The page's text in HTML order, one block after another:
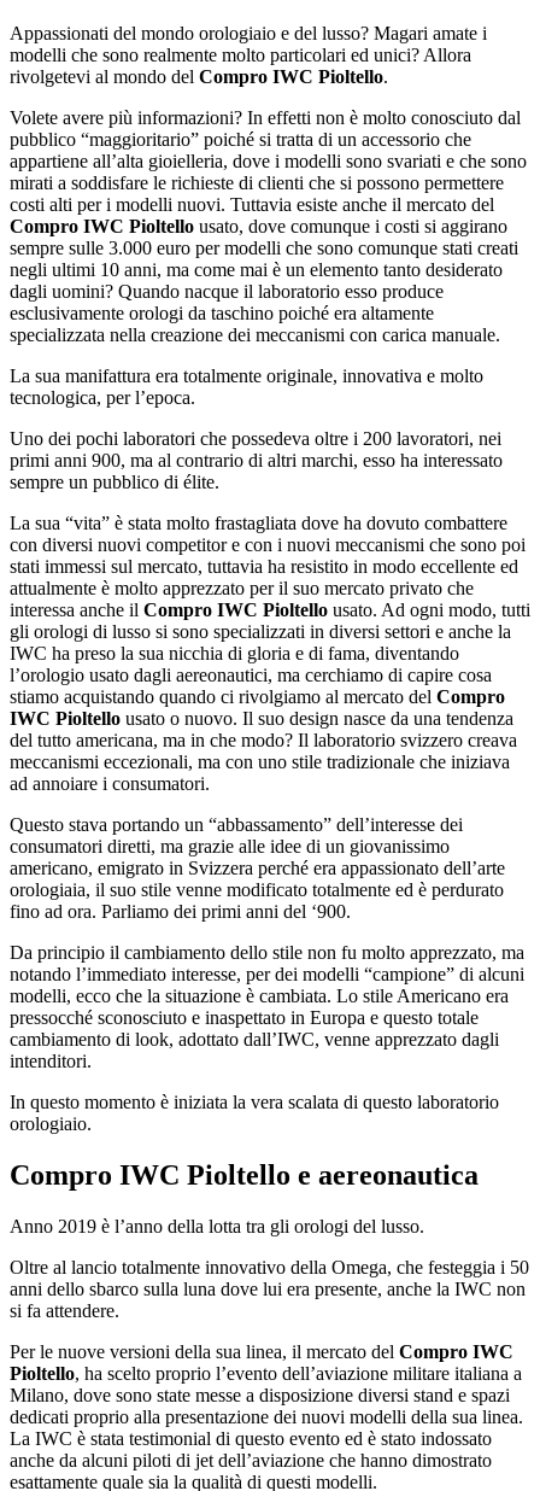
Appassionati del mondo orologiaio e del lusso? Magari amate i
modelli che sono realmente molto particolari ed unici? Allora
rivolgetevi al mondo del Compro IWC Pioltello.
Volete avere più informazioni? In effetti non è molto conosciuto dal
pubblico “maggioritario” poiché si tratta di un accessorio che
appartiene all’alta gioielleria, dove i modelli sono svariati e che sono
mirati a soddisfare le richieste di clienti che si possono permettere
costi alti per i modelli nuovi. Tuttavia esiste anche il mercato del
Compro IWC Pioltello usato, dove comunque i costi si aggirano
sempre sulle 3.000 euro per modelli che sono comunque stati creati
negli ultimi 10 anni, ma come mai è un elemento tanto desiderato
dagli uomini? Quando nacque il laboratorio esso produce
esclusivamente orologi da taschino poiché era altamente
specializzata nella creazione dei meccanismi con carica manuale.
La sua manifattura era totalmente originale, innovativa e molto
tecnologica, per l’epoca.
Uno dei pochi laboratori che possedeva oltre i 200 lavoratori, nei
primi anni 900, ma al contrario di altri marchi, esso ha interessato
sempre un pubblico di élite.
La sua “vita” è stata molto frastagliata dove ha dovuto combattere
con diversi nuovi competitor e con i nuovi meccanismi che sono poi
stati immessi sul mercato, tuttavia ha resistito in modo eccellente ed
attualmente è molto apprezzato per il suo mercato privato che
interessa anche il Compro IWC Pioltello usato. Ad ogni modo, tutti
gli orologi di lusso si sono specializzati in diversi settori e anche la
IWC ha preso la sua nicchia di gloria e di fama, diventando
l’orologio usato dagli aereonautici, ma cerchiamo di capire cosa
stiamo acquistando quando ci rivolgiamo al mercato del Compro
IWC Pioltello usato o nuovo. Il suo design nasce da una tendenza
del tutto americana, ma in che modo? Il laboratorio svizzero creava
meccanismi eccezionali, ma con uno stile tradizionale che iniziava
ad annoiare i consumatori.
Questo stava portando un “abbassamento” dell’interesse dei
consumatori diretti, ma grazie alle idee di un giovanissimo
americano, emigrato in Svizzera perché era appassionato dell’arte
orologiaia, il suo stile venne modificato totalmente ed è perdurato
fino ad ora. Parliamo dei primi anni del ‘900.
Da principio il cambiamento dello stile non fu molto apprezzato, ma
notando l’immediato interesse, per dei modelli “campione” di alcuni
modelli, ecco che la situazione è cambiata. Lo stile Americano era
pressocché sconosciuto e inaspettato in Europa e questo totale
cambiamento di look, adottato dall’IWC, venne apprezzato dagli
intenditori.
In questo momento è iniziata la vera scalata di questo laboratorio
orologiaio.
Compro IWC Pioltello e aereonautica
Anno 2019 è l’anno della lotta tra gli orologi del lusso.
Oltre al lancio totalmente innovativo della Omega, che festeggia i 50
anni dello sbarco sulla luna dove lui era presente, anche la IWC non
si fa attendere.
Per le nuove versioni della sua linea, il mercato del Compro IWC
Pioltello, ha scelto proprio l’evento dell’aviazione militare italiana a
Milano, dove sono state messe a disposizione diversi stand e spazi
dedicati proprio alla presentazione dei nuovi modelli della sua linea.
La IWC è stata testimonial di questo evento ed è stato indossato
anche da alcuni piloti di jet dell’aviazione che hanno dimostrato
esattamente quale sia la qualità di questi modelli.